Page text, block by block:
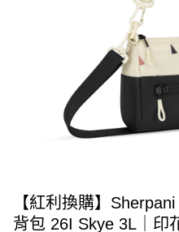
【紅利換購】
背包 26I Skye 3L｜印